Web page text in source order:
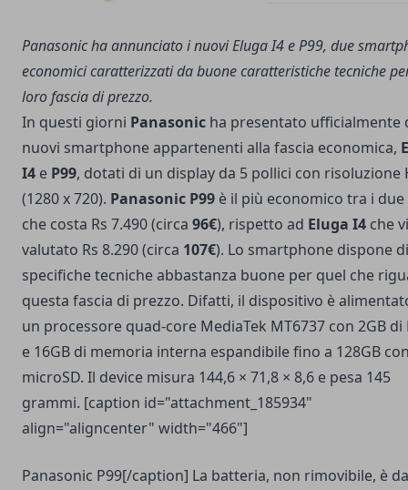
Panasonic ha annunciato i nuovi Eluga I4 e P99, due
economici caratterizzati da buone caratteristiche tecniche
loro fascia di prezzo.
In questi giorni Panasonic ha presentato ufficialmente
nuovi smartphone appartenenti alla fascia economica,
I4 e P99, dotati di un display da 5 pollici con risoluzione
(1280 x 720). Panasonic P99 è il più economico tra i
che costa Rs 7.490 (circa 96€), rispetto ad Eluga I4 che
valutato Rs 8.290 (circa 107€). Lo smartphone dispone di
specifiche tecniche abbastanza buone per quel che
questa fascia di prezzo. Difatti, il dispositivo è
un processore quad-core MediaTek MT6737 con 2GB di
e 16GB di memoria interna espandibile fino a 128GB
microSD. Il device misura 144,6 × 71,8 × 8,6 e pesa 145
grammi. [caption id="attachment_185934"
align="aligncenter" width="466"]
Panasonic P99[/caption] La batteria, non rimovibile, è da